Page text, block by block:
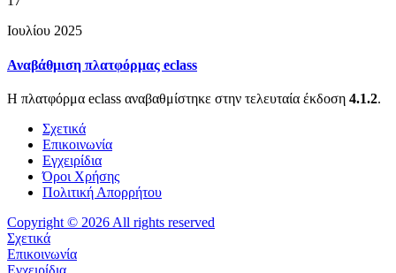
Ιουλίου 2025
Αναβάθμιση πλατφόρμας eclass
Η πλατφόρμα eclass αναβαθμίστηκε στην τελευταία έκδοση 4.1.2.
Σχετικά
Επικοινωνία
Εγχειρίδια
Όροι Χρήσης
Πολιτική Απορρήτου
Copyright © 2026 All rights reserved
Σχετικά
Επικοινωνία
Εγχειρίδια